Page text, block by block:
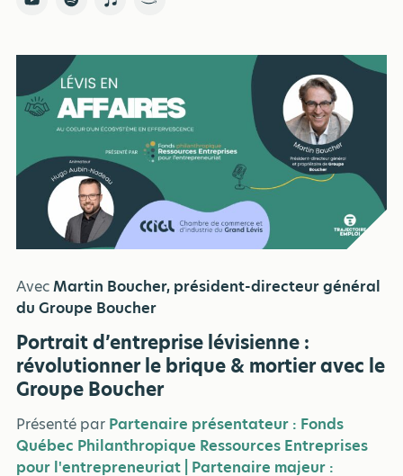
AvecMartin Boucher, président-directeur général
du Groupe Boucher
Portrait d’entreprise lévisienne :
révolutionner le brique & mortier avec le
Groupe Boucher
Présenté par Partenaire présentateur : Fonds
Québec Philanthropique Ressources Entreprises
pour l'entrepreneuriat | Partenaire majeur :